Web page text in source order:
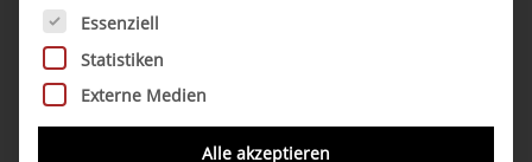
Die FDA führt zum
Aktualisierungder 21 CFR 820 (Quality
Spezifikationen der ISO 13485:2016
Es folgt eine Liste der Service-Gruppen, für die eine
Essenziell
Statistiken
Externe Medien
Alle akzeptieren